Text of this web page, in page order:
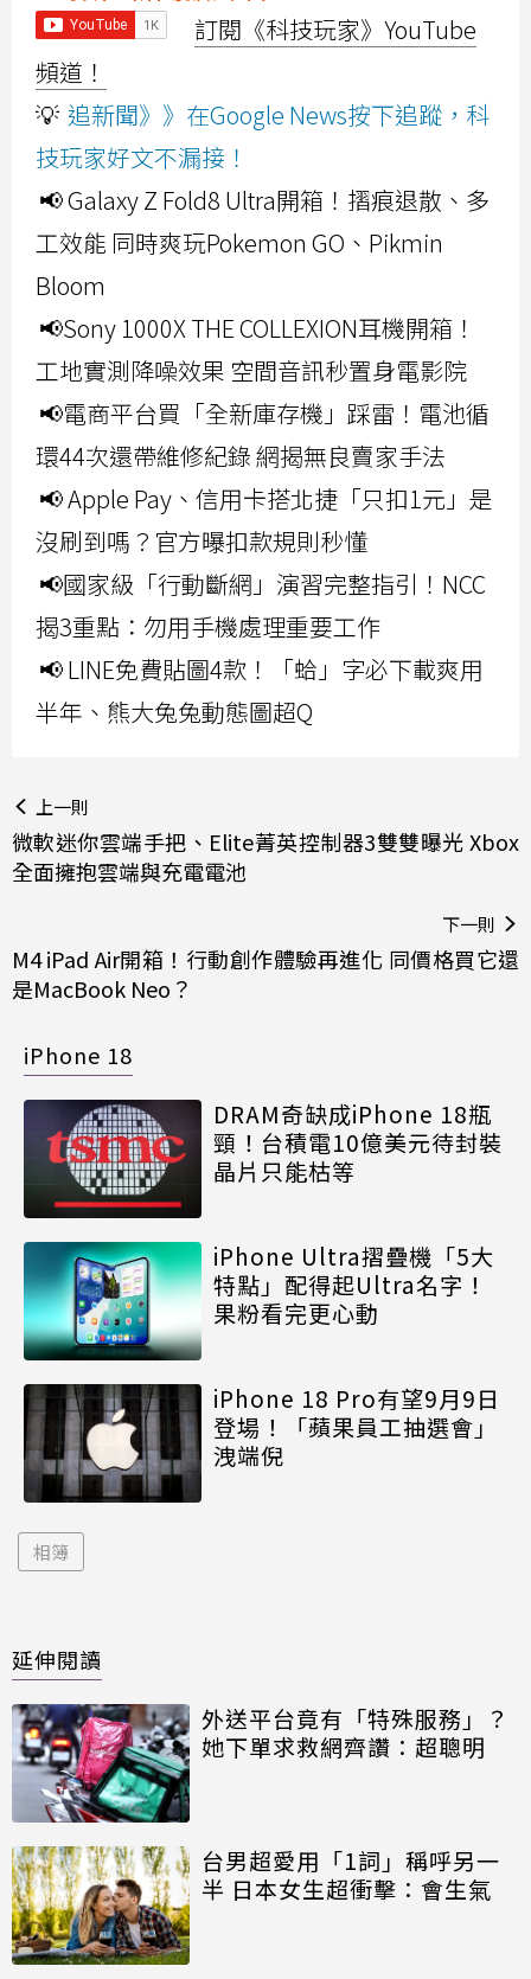
訂閱《科技玩家》YouTube
頻道！
💡 追新聞》》在Google News按下追蹤，科
技玩家好文不漏接！
📢 Galaxy Z Fold8 Ultra開箱！摺痕退散、多
工效能 同時爽玩Pokemon GO、Pikmin
Bloom
📢Sony 1000X THE COLLEXION耳機開箱！
工地實測降噪效果 空間音訊秒置身電影院
📢電商平台買「全新庫存機」踩雷！電池循
環44次還帶維修紀錄 網揭無良賣家手法
📢 Apple Pay、信用卡搭北捷「只扣1元」是
沒刷到嗎？官方曝扣款規則秒懂
📢國家級「行動斷網」演習完整指引！NCC
揭3重點：勿用手機處理重要工作
📢 LINE免費貼圖4款！「蛤」字必下載爽用
半年、熊大兔兔動態圖超Q
上一則
微軟迷你雲端手把、Elite菁英控制器3雙雙曝光 Xbox
全面擁抱雲端與充電電池
下一則
M4 iPad Air開箱！行動創作體驗再進化 同價格買它還
是MacBook Neo？
iPhone 18
DRAM奇缺成iPhone 18瓶
頸！台積電10億美元待封裝
晶片只能枯等
iPhone Ultra摺疊機「5大
特點」配得起Ultra名字！
果粉看完更心動
iPhone 18 Pro有望9月9日
登場！「蘋果員工抽選會」
洩端倪
相簿
延伸閱讀
外送平台竟有「特殊服務」？
她下單求救網齊讚：超聰明
台男超愛用「1詞」稱呼另一
半 日本女生超衝擊：會生氣